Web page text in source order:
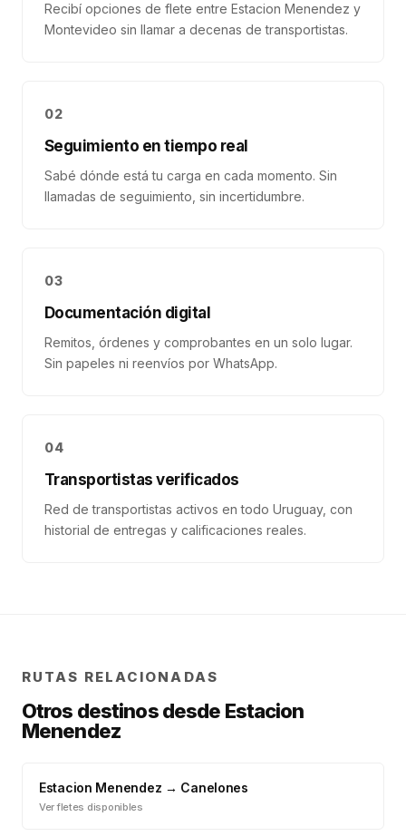
Recibí opciones de flete entre Estacion Menendez y
Montevideo sin llamar a decenas de transportistas.
02
Seguimiento en tiempo real
Sabé dónde está tu carga en cada momento. Sin
llamadas de seguimiento, sin incertidumbre.
03
Documentación digital
Remitos, órdenes y comprobantes en un solo lugar.
Sin papeles ni reenvíos por WhatsApp.
04
Transportistas verificados
Red de transportistas activos en todo Uruguay, con
historial de entregas y calificaciones reales.
RUTAS RELACIONADAS
Otros destinos desde Estacion
Menendez
Estacion Menendez → Canelones
Ver fletes disponibles